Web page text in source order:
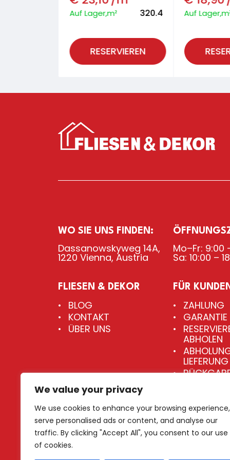
We value your privacy
We use cookies to enhance your browsing experience,
serve personalised ads or content, and analyse our
traffic. By clicking "Accept All", you consent to our use
of cookies.
Auf Lager,m² 320.4
RESERVIEREN
Auf
WO SIE UNS FINDEN:
Dassanowskyweg 14A,
1220 Vienna, Austria
Mo–Fr: 9:00
Sa: 10:00 –
FLIESEN & DEKOR
BLOG
KONTAKT
ÜBER UNS
FÜR
ZAHLUNG
GARANTIE
ABHOLEN
LIEFERUNG
DER